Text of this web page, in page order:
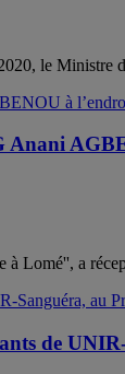
le Ministre
à Lomé'', a
de